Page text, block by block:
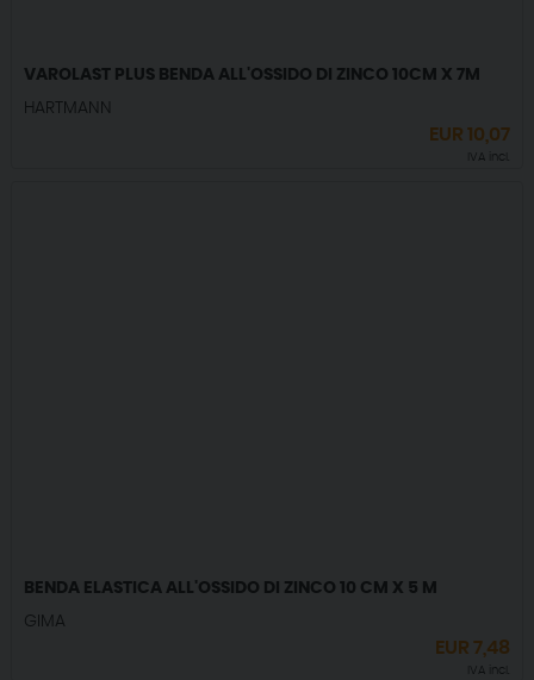
VAROLAST PLUS BENDA ALL'OSSIDO DI ZINCO 10CM X 7M
HARTMANN
EUR10,07
IVA incl.
BENDA ELASTICA ALL'OSSIDO DI ZINCO 10 CM X 5 M
GIMA
EUR7,48
IVA incl.